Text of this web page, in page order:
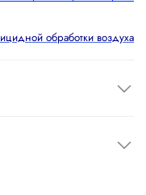
обработки воздуха